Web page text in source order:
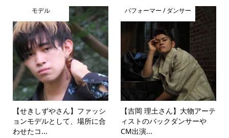
モデル
【せきしずやさん】ファッシ
ョンモデルとして、場所に合
わせたコ...
パフォーマー / ダンサー
【吉岡 理土さん】大物アーテ
ィストのバックダンサーや
CM出演...